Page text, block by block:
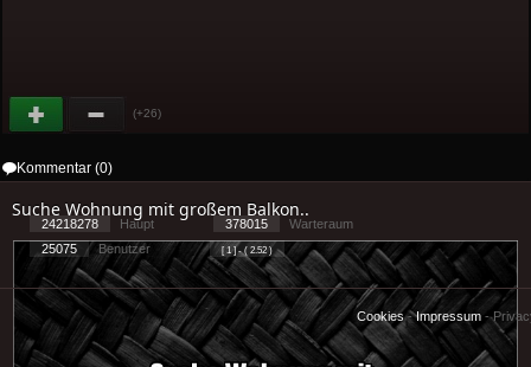
(+26)
Kommentar (0)
Suche Wohnung mit großem Balkon..
24218278 Haupt 378015
Warteraum
25075
Benutzer [ 1 ] - ( 2.52 )
Cookies-Impressum -